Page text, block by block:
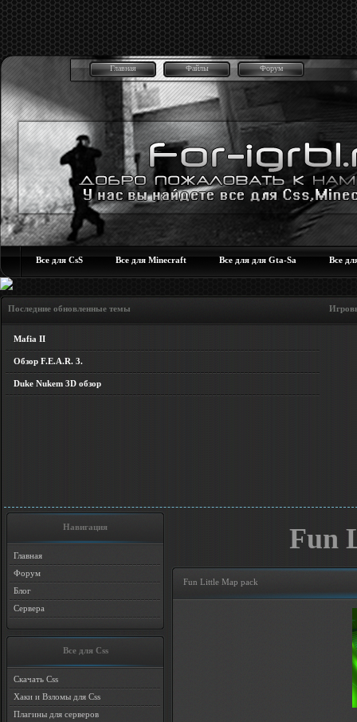
Главная Файлы Форум
Все для CsS Все для Minecraft Все для для Gta-Sa Все
Последние обновленные темы Игровые
Mafia II
Обзор F.E.A.R. 3.
Duke Nukem 3D обзор
Навигация
Главная
Форум
Блог
Сервера
Все для Css
Скачать Css
Хаки и Взломы для Css
Плагины для серверов
Fun
Fun Little Map pack